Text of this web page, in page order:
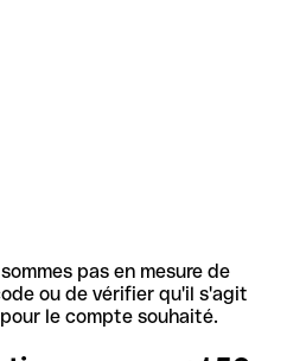
pas en mesure de
ou de vérifier qu'il s'agit
le compte souhaité.